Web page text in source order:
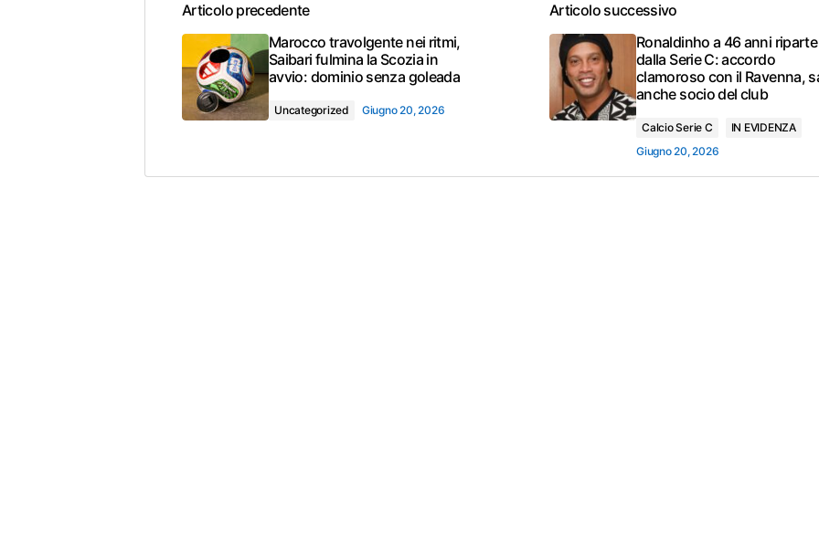
Articolo precedente
Marocco travolgente nei ritmi,
Saibari fulmina la Scozia in
avvio: dominio senza goleada
Uncategorized Giugno 20, 2026
Articolo successivo
Ronaldinho a 46 anni riparte
dalla Serie C: accordo
clamoroso con il Ravenna,
anche socio del club
Calcio Serie C
IN EVIDENZA
Giugno 20, 2026